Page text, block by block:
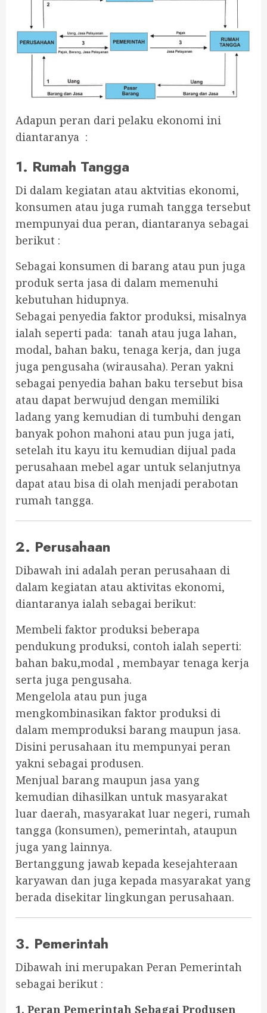
Adapun peran dari pelaku ekonomi ini
diantaranya :
1. Rumah Tangga
Di dalam kegiatan atau aktvitias ekonomi,
konsumen atau juga rumah tangga tersebut
mempunyai dua peran, diantaranya sebagai
berikut :
Sebagai konsumen di barang atau pun juga
produk serta jasa di dalam memenuhi
kebutuhan hidupnya.
Sebagai penyedia faktor produksi, misalnya
ialah seperti pada: tanah atau juga lahan,
modal, bahan baku, tenaga kerja, dan juga
juga pengusaha (wirausaha). Peran yakni
sebagai penyedia bahan baku tersebut bisa
atau dapat berwujud dengan memiliki
ladang yang kemudian di tumbuhi dengan
banyak pohon mahoni atau pun juga jati,
setelah itu kayu itu kemudian dijual pada
perusahaan mebel agar untuk selanjutnya
dapat atau bisa di olah menjadi perabotan
rumah tangga.
2. Perusahaan
Dibawah ini adalah peran perusahaan di
dalam kegiatan atau aktivitas ekonomi,
diantaranya ialah sebagai berikut:
Membeli faktor produksi beberapa
pendukung produksi, contoh ialah seperti:
bahan baku,modal , membayar tenaga kerja
serta juga pengusaha.
Mengelola atau pun juga
mengkombinasikan faktor produksi di
dalam memproduksi barang maupun jasa.
Disini perusahaan itu mempunyai peran
yakni sebagai produsen.
Menjual barang maupun jasa yang
kemudian dihasilkan untuk masyarakat
luar daerah, masyarakat luar negeri, rumah
tangga (konsumen), pemerintah, ataupun
juga yang lainnya.
Bertanggung jawab kepada kesejahteraan
karyawan dan juga kepada masyarakat yang
berada disekitar lingkungan perusahaan.
3. Pemerintah
Dibawah ini merupakan Peran Pemerintah
sebagai berikut :
1. Peran Pemerintah Sebagai Produsen